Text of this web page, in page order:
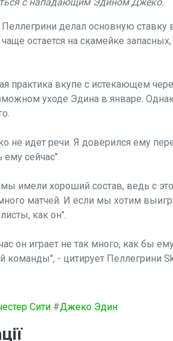
Пеллегрини делал основную ставку
остается на скамейке
практика вкупе с истекающем
уходе Эдина в январе.
не идет речи. Я доверился ему
сейчас".
имели хороший состав, ведь с
матчей. И если мы хотим
как он".
он играет не так много, как бы ему
команды", - цитирует Пеллегрини
Сити #Джеко Эдин